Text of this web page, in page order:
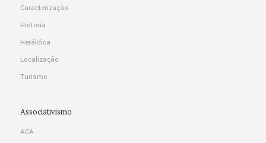
Caracterização
Historia
Heráldica
Localização
Turismo
Associativismo
ACA